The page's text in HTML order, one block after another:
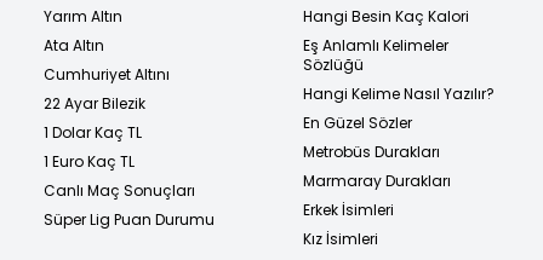
Yarım Altın
Ata Altın
Cumhuriyet Altını
22 Ayar Bilezik
1 Dolar Kaç TL
1 Euro Kaç TL
Canlı Maç Sonuçları
Süper Lig Puan Durumu
Hangi Besin Kaç Kalori
Eş Anlamlı Kelimeler
Sözlüğü
Hangi Kelime Nasıl Yazılır?
En Güzel Sözler
Metrobüs Durakları
Marmaray Durakları
Erkek İsimleri
Kız İsimleri